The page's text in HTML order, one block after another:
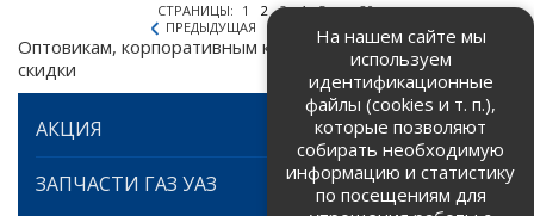
СТРАНИЦЫ: 1 2 3 4 5 ...
20
ПРЕДЫДУЩАЯ
СЛЕДУЮЩАЯ
Оптовикам, корпоративным клиентам предоставляем
скидки
АКЦИЯ
ЗАПЧАСТИ ГАЗ УАЗ
На нашем сайте мы
используем
идентификационные
файлы (cookies и т. п.),
которые позволяют
собирать необходимую
информацию и статистику
по посещениям для